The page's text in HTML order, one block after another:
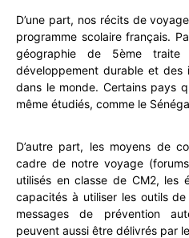
D’une part, nos récits de
programme scolaire français.
géographie de 5ème
développement durable et des
dans le monde. Certains pays
même étudiés, comme le
D’autre part, les moyens de
cadre de notre voyage
utilisés en classe de CM2, les
capacités à utiliser les outils
messages de prévention
peuvent aussi être délivrés par